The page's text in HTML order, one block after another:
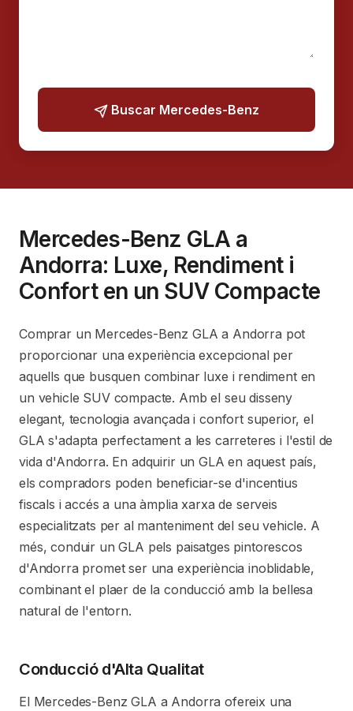
Buscar Mercedes-Benz
Mercedes-Benz GLA a
Andorra: Luxe, Rendiment i
Confort en un SUV Compacte
Comprar un Mercedes-Benz GLA a Andorra pot
proporcionar una experiència excepcional per
aquells que busquen combinar luxe i rendiment en
un vehicle SUV compacte. Amb el seu disseny
elegant, tecnologia avançada i confort superior, el
GLA s'adapta perfectament a les carreteres i l'estil de
vida d'Andorra. En adquirir un GLA en aquest país,
els compradors poden beneficiar-se d'incentius
fiscals i accés a una àmplia xarxa de serveis
especialitzats per al manteniment del seu vehicle. A
més, conduir un GLA pels paisatges pintorescos
d'Andorra promet ser una experiència inoblidable,
combinant el plaer de la conducció amb la bellesa
natural de l'entorn.
Conducció d'Alta Qualitat
El Mercedes-Benz GLA a Andorra ofereix una